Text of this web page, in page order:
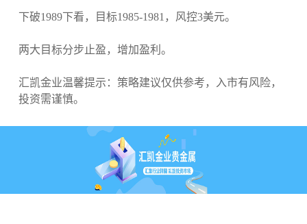
下破1989下看，目标1985-1981，风控3美元。
两大目标分步止盈，增加盈利。
汇凯金业温馨提示：策略建议仅供参考，入市有风险，
投资需谨慎。